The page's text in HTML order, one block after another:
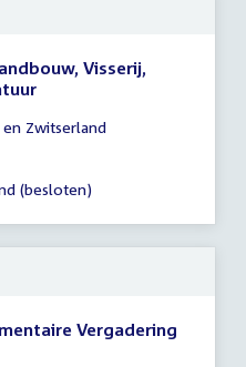
Visserij,
Zwitserland
(besloten)
Vergadering